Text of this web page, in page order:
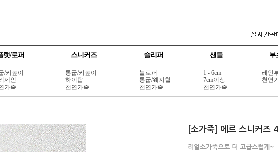
랫/로퍼 스니커즈 슬리퍼 샌들 부
/키높이
제인
가죽
통굽/키높이
하이탑
천연가죽
블로퍼
통굽/웨지힐
천연가죽
1 - 6cm
7cm이상
천연가죽
레인
천연
[소가죽] 에르 스니커즈
리얼소가죽으로 더 고급스럽게~